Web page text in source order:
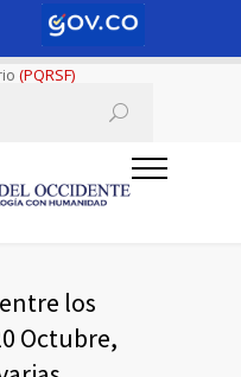
(PQRSF)
los
Octubre,